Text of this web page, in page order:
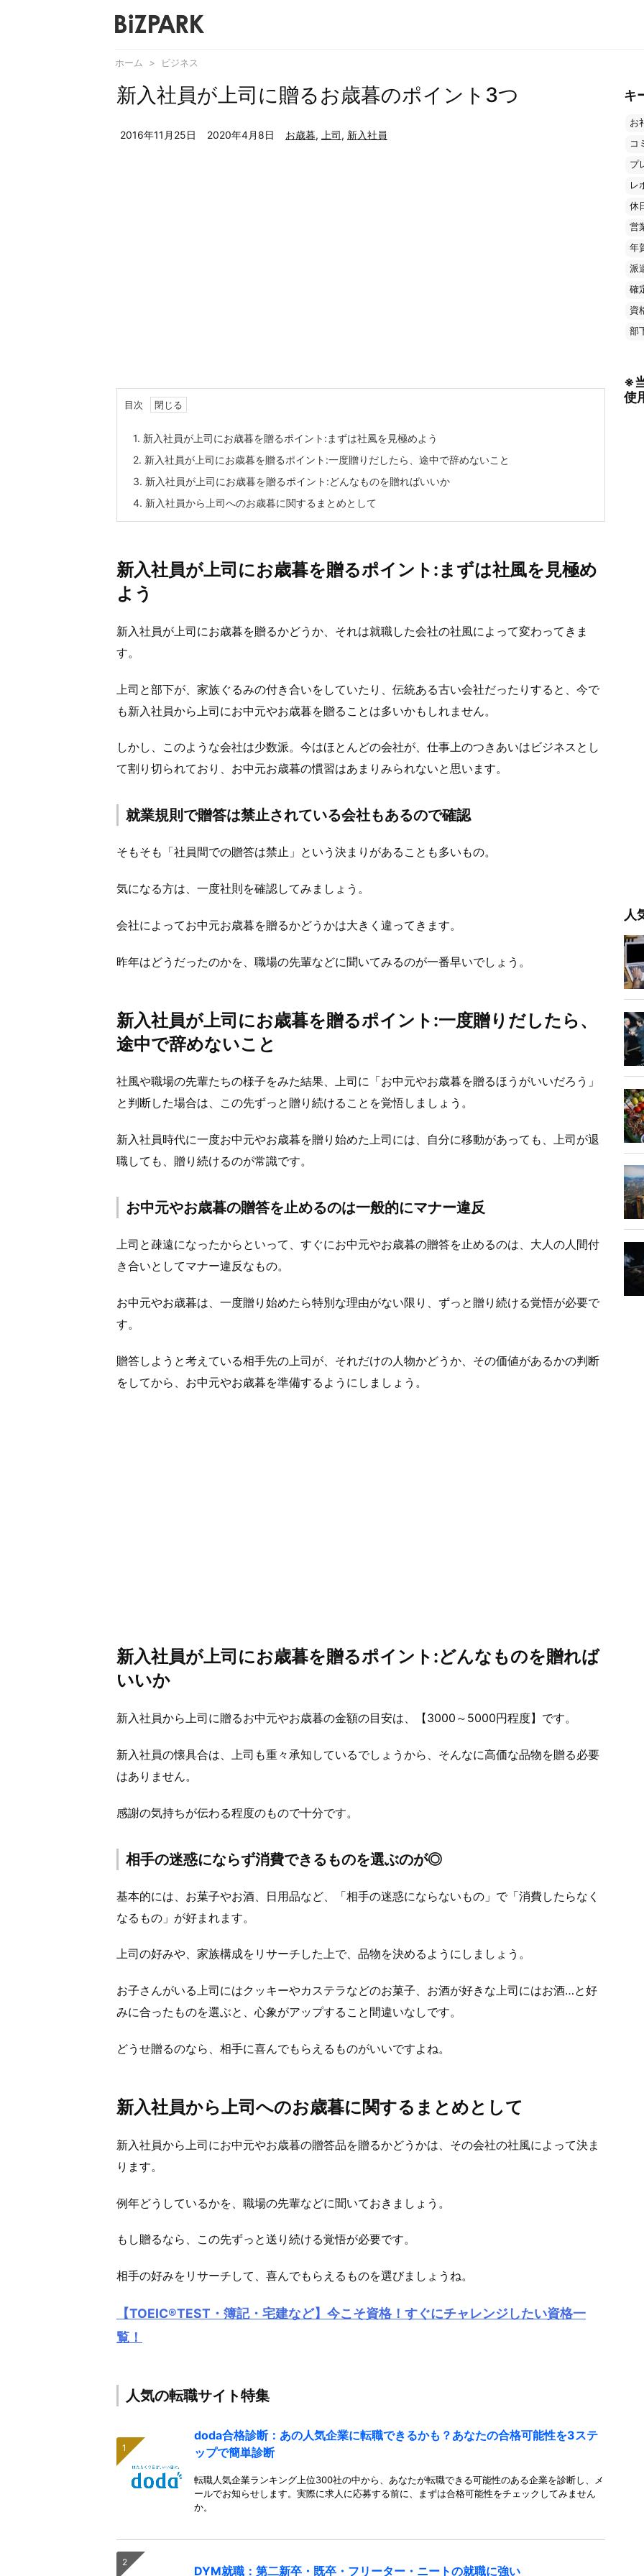
ホーム > ビジネス
新入社員が上司に贈るお歳暮のポイント3つ
2016年11月25日 2020年4月8日 お歳暮, 上司, 新入社員
目次
1. 新入社員が上司にお歳暮を贈るポイント:まずは社風を見極めよう
2. 新入社員が上司にお歳暮を贈るポイント:一度贈りだしたら、途中で辞めないこと
3. 新入社員が上司にお歳暮を贈るポイント:どんなものを贈ればいいか
4. 新入社員から上司へのお歳暮に関するまとめとして
新入社員が上司にお歳暮を贈るポイント:まずは社風を見極め
よう
新入社員が上司にお歳暮を贈るかどうか、それは就職した会社の社風によって変わってきま
す。
上司と部下が、家族ぐるみの付き合いをしていたり、伝統ある古い会社だったりすると、今で
も新入社員から上司にお中元やお歳暮を贈ることは多いかもしれません。
しかし、このような会社は少数派。今はほとんどの会社が、仕事上のつきあいはビジネスとし
て割り切られており、お中元お歳暮の慣習はあまりみられないと思います。
就業規則で贈答は禁止されている会社もあるので確認
そもそも「社員間での贈答は禁止」という決まりがあることも多いもの。
気になる方は、一度社則を確認してみましょう。
会社によってお中元お歳暮を贈るかどうかは大きく違ってきます。
昨年はどうだったのかを、職場の先輩などに聞いてみるのが一番早いでしょう。
新入社員が上司にお歳暮を贈るポイント:一度贈りだしたら、
途中で辞めないこと
社風や職場の先輩たちの様子をみた結果、上司に「お中元やお歳暮を贈るほうがいいだろう」
と判断した場合は、この先ずっと贈り続けることを覚悟しましょう。
新入社員時代に一度お中元やお歳暮を贈り始めた上司には、自分に移動があっても、上司が退
職しても、贈り続けるのが常識です。
お中元やお歳暮の贈答を止めるのは一般的にマナー違反
上司と疎遠になったからといって、すぐにお中元やお歳暮の贈答を止めるのは、大人の人間付
き合いとしてマナー違反なもの。
お中元やお歳暮は、一度贈り始めたら特別な理由がない限り、ずっと贈り続ける覚悟が必要で
す。
贈答しようと考えている相手先の上司が、それだけの人物かどうか、その価値があるかの判断
をしてから、お中元やお歳暮を準備するようにしましょう。
新入社員が上司にお歳暮を贈るポイント:どんなものを贈れば
いいか
新入社員から上司に贈るお中元やお歳暮の金額の目安は、【3000～5000円程度】です。
新入社員の懐具合は、上司も重々承知しているでしょうから、そんなに高価な品物を贈る必要
はありません。
感謝の気持ちが伝わる程度のもので十分です。
相手の迷惑にならず消費できるものを選ぶのが◎
基本的には、お菓子やお酒、日用品など、「相手の迷惑にならないもの」で「消費したらなく
なるもの」が好まれます。
上司の好みや、家族構成をリサーチした上で、品物を決めるようにしましょう。
お子さんがいる上司にはクッキーやカステラなどのお菓子、お酒が好きな上司にはお酒…と好
みに合ったものを選ぶと、心象がアップすること間違いなしです。
どうせ贈るのなら、相手に喜んでもらえるものがいいですよね。
新入社員から上司へのお歳暮に関するまとめとして
新入社員から上司にお中元やお歳暮の贈答品を贈るかどうかは、その会社の社風によって決ま
ります。
例年どうしているかを、職場の先輩などに聞いておきましょう。
もし贈るなら、この先ずっと送り続ける覚悟が必要です。
相手の好みをリサーチして、喜んでもらえるものを選びましょうね。
【TOEIC®TEST・簿記・宅建など】今こそ資格！すぐにチャレンジしたい資格一
覧！
人気の転職サイト特集
doda合格診断：あの人気企業に転職できるかも？あなたの合格可能性を3ステ
ップで簡単診断
転職人気企業ランキング上位300社の中から、あなたが転職できる可能性のある企業を診断し、メ
ールでお知らせします。実際に求人に応募する前に、まずは合格可能性をチェックしてみません
か。
DYM就職：第二新卒・既卒・フリーター・ニートの就職に強い
キ
お
コ
プ
レ
休
営
年
派
確
資
部
※
使
人